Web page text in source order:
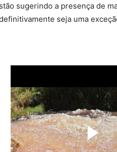
sugerindo a presença de
seja uma